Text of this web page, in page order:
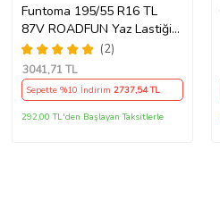
Funtoma 195/55 R16 TL
87V ROADFUN Yaz Lastiği
(Üretim Tarihi:2026)
(2)
3041,71 TL
Sepette %10 İndirim 2737,54 TL
292,00 TL'den Başlayan Taksitlerle